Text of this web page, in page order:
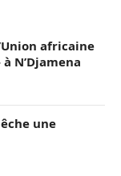
africaine
N’Djamena
une